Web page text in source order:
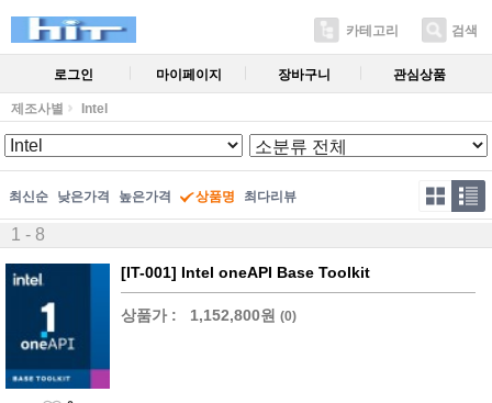
카테고리 검색
로그인 마이페이지 장바구니 관심상품
제조사별 Intel
최신순 낮은가격 높은가격 상품명 최다리뷰
1 - 8
[IT-001] Intel oneAPI Base Toolkit
상품가 : 1,152,800원 (0)